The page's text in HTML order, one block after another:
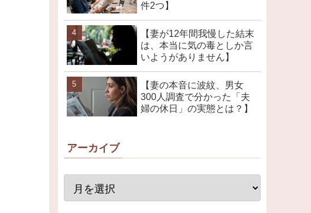
件2つ】
【妻が12年間我慢した結末
は、本当に気の毒としか言
いようがありません】
【妻の本音に波紋、男女
300人調査で分かった「夫
婦の休日」の実態とは？】
アーカイブ